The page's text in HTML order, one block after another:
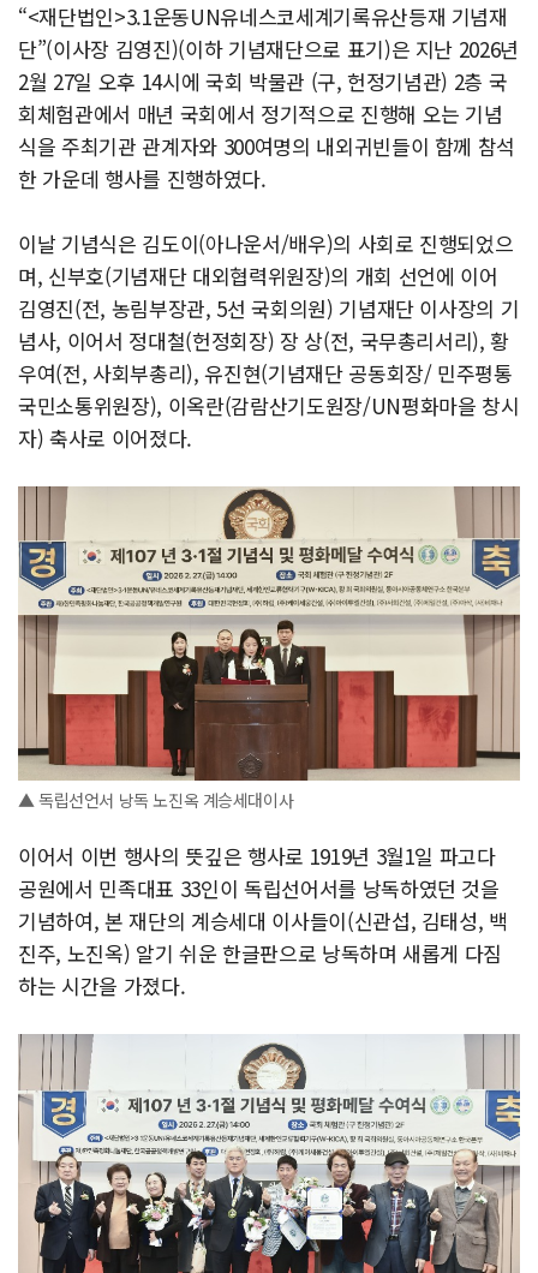
“<재단법인>3.1운동UN유네스코세계기록유산등재 기념재
단”(이사장 김영진)(이하 기념재단으로 표기)은 지난 2026년
2월 27일 오후 14시에 국회 박물관 (구, 헌정기념관) 2층 국
회체험관에서 매년 국회에서 정기적으로 진행해 오는 기념
식을 주최기관 관계자와 300여명의 내외귀빈들이 함께 참석
한 가운데 행사를 진행하였다.
이날 기념식은 김도이(아나운서/배우)의 사회로 진행되었으
며, 신부호(기념재단 대외협력위원장)의 개회 선언에 이어
김영진(전, 농림부장관, 5선 국회의원) 기념재단 이사장의 기
념사, 이어서 정대철(헌정회장) 장 상(전, 국무총리서리), 황
우여(전, 사회부총리), 유진현(기념재단 공동회장/ 민주평통
국민소통위원장), 이옥란(감람산기도원장/UN평화마을 창시
자) 축사로 이어졌다.
▲ 독립선언서 낭독 노진옥 계승세대이사
이어서 이번 행사의 뜻깊은 행사로 1919년 3월1일 파고다
공원에서 민족대표 33인이 독립선어서를 낭독하였던 것을
기념하여, 본 재단의 계승세대 이사들이(신관섭, 김태성, 백
진주, 노진옥) 알기 쉬운 한글판으로 낭독하며 새롭게 다짐
하는 시간을 가졌다.